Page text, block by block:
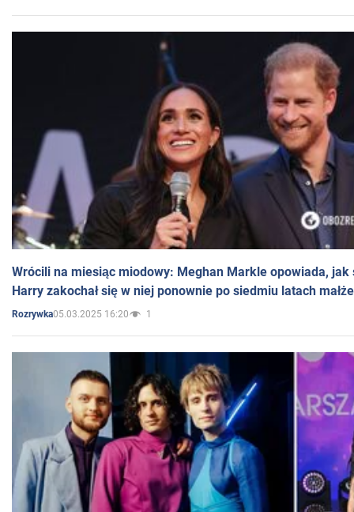
Wrócili na miesiąc miodowy: Meghan Markle opowiada, jak
Harry zakochał się w niej ponownie po siedmiu latach
Rozrywka05.03.2025 16:20 1